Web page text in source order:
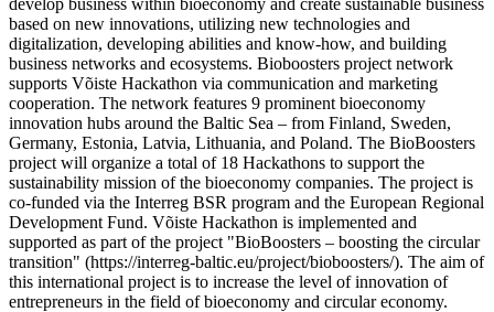
develop business within bioeconomy and create sustainable business
based on new innovations, utilizing new technologies and
digitalization, developing abilities and know-how, and building
business networks and ecosystems. Bioboosters project network
supports Võiste Hackathon via communication and marketing
cooperation. The network features 9 prominent bioeconomy
innovation hubs around the Baltic Sea – from Finland, Sweden,
Germany, Estonia, Latvia, Lithuania, and Poland. The BioBoosters
project will organize a total of 18 Hackathons to support the
sustainability mission of the bioeconomy companies. The project is
co-funded via the Interreg BSR program and the European Regional
Development Fund. Võiste Hackathon is implemented and
supported as part of the project "BioBoosters – boosting the circular
transition" (https://interreg-baltic.eu/project/bioboosters/). The aim of
this international project is to increase the level of innovation of
entrepreneurs in the field of bioeconomy and circular economy.